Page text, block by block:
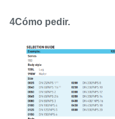
4Cómo pedir.